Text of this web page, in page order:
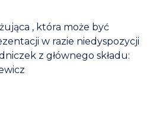
, która może być
w razie niedyspozycji
z głównego składu: